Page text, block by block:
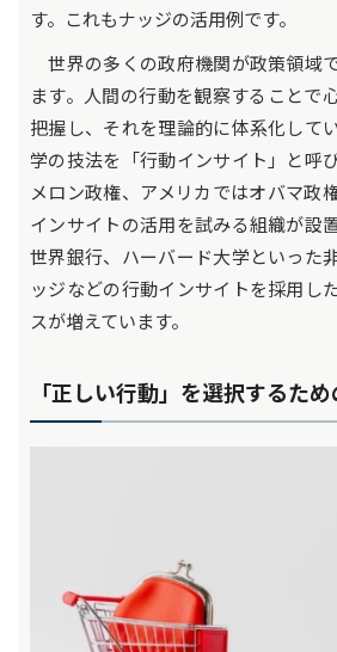
す。これもナッジの活用例です。
世界の多くの政府機関が政策領域
ます。人間の行動を観察することで
把握し、それを理論的に体系化して
学の技法を「行動インサイト」と呼
メロン政権、アメリカではオバマ政
インサイトの活用を試みる組織が設
世界銀行、ハーバード大学といった
ッジなどの行動インサイトを採用し
スが増えています。
「正しい行動」を選択するた